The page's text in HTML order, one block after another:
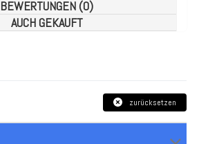
BEWERTUNGEN (0)
AUCH GEKAUFT
zurücksetzen